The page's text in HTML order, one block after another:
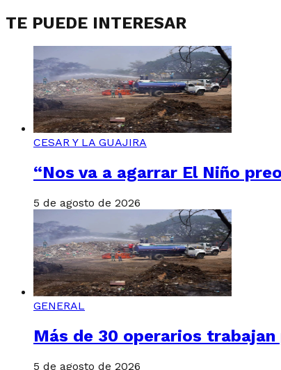
TE PUEDE INTERESAR
CESAR Y LA GUAJIRA
“Nos va a agarrar El Niño
5 de agosto de 2026
GENERAL
Más de 30 operarios
5 de agosto de 2026